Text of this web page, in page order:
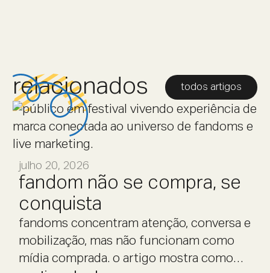
relacionados todos artigos
julho 20, 2026
fandom não se compra, se
conquista
fandoms concentram atenção, conversa e
mobilização, mas não funcionam como
mídia comprada. o artigo mostra como